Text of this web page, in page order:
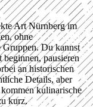
Art Nürnberg im
ohne
Gruppen. Du kannst
beginnen, pausieren
an historischen
Details, aber
kulinarische
kurz.